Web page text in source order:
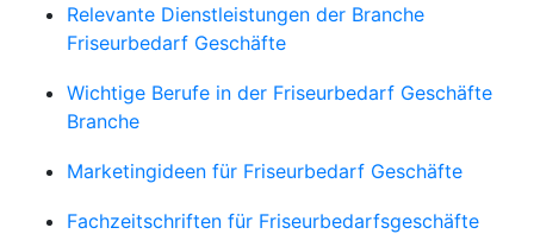
Relevante Dienstleistungen der Branche
Friseurbedarf Geschäfte
Wichtige Berufe in der Friseurbedarf Geschäfte
Branche
Marketingideen für Friseurbedarf Geschäfte
Fachzeitschriften für Friseurbedarfsgeschäfte